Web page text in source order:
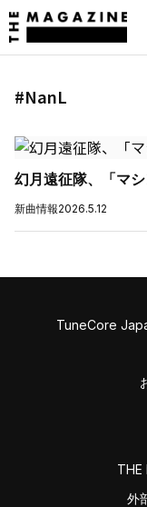
#NanL
幻月遠征隊、「マ
新曲情報2026.5.12
TuneCore
THE
外